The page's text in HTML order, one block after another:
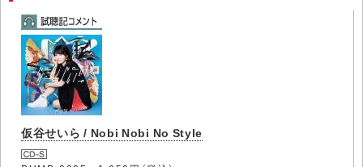
仮谷せいら / Nobi Nobi No Style